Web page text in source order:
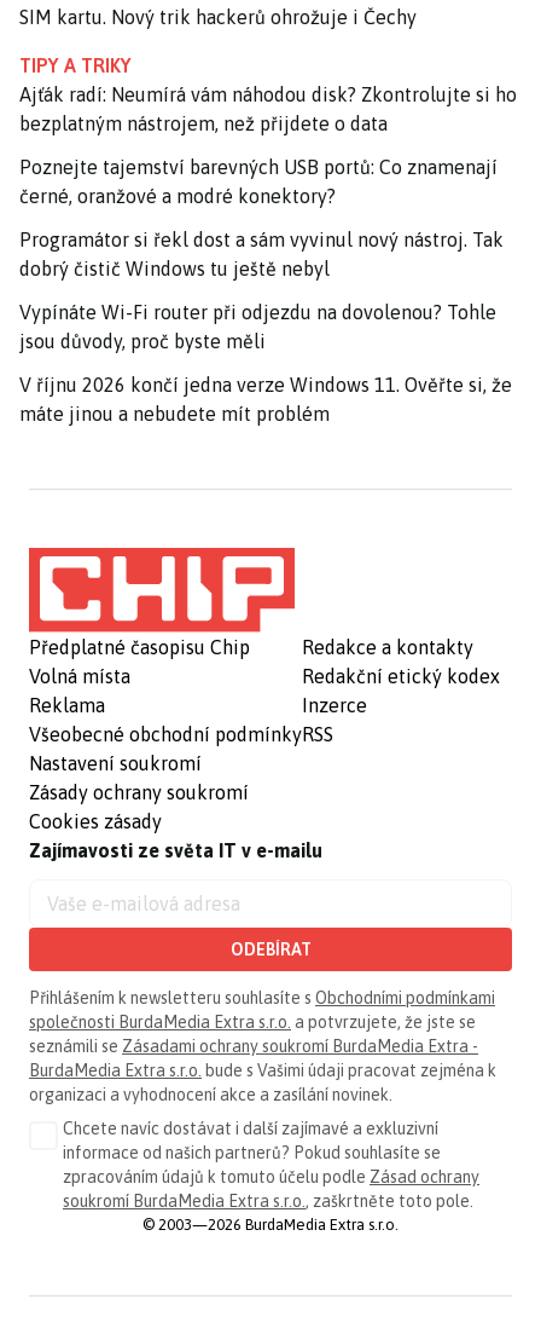
SIM kartu. Nový trik hackerů ohrožuje i Čechy
TIPY A TRIKY
Ajťák radí: Neumírá vám náhodou disk? Zkontrolujte si ho
bezplatným nástrojem, než přijdete o data
Poznejte tajemství barevných USB portů: Co znamenají
černé, oranžové a modré konektory?
Programátor si řekl dost a sám vyvinul nový nástroj. Tak
dobrý čistič Windows tu ještě nebyl
Vypínáte Wi-Fi router při odjezdu na dovolenou? Tohle
jsou důvody, proč byste měli
V říjnu 2026 končí jedna verze Windows 11. Ověřte si, že
máte jinou a nebudete mít problém
Předplatné časopisu Chip
Volná místa
Reklama
Všeobecné obchodní podmínky
Nastavení soukromí
Zásady ochrany soukromí
Cookies zásady
Redakce a kontakty
Redakční etický kodex
Inzerce
RSS
Zajímavosti ze světa IT v e-mailu
ODEBÍRAT
Přihlášením k newsletteru souhlasíte s Obchodními podmínkami
společnosti BurdaMedia Extra s.r.o. a potvrzujete, že jste se
seznámili se Zásadami ochrany soukromí BurdaMedia Extra -
BurdaMedia Extra s.r.o. bude s Vašimi údaji pracovat zejména k
organizaci a vyhodnocení akce a zasílání novinek.
Chcete navíc dostávat i další zajímavé a exkluzivní
informace od našich partnerů? Pokud souhlasíte se
zpracováním údajů k tomuto účelu podle Zásad ochrany
soukromí BurdaMedia Extra s.r.o. , zaškrtněte toto pole.
© 2003—2026 BurdaMedia Extra s.r.o.